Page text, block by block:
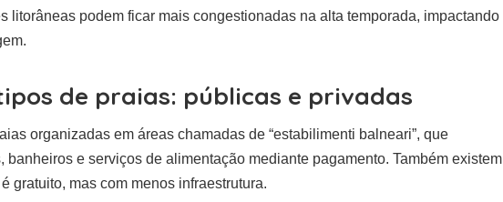
litorâneas podem ficar mais congestionadas na alta temporada, impactando
de praias: públicas e privadas
organizadas em áreas chamadas de “estabilimenti balneari”, que
banheiros e serviços de alimentação mediante pagamento. Também existem
gratuito, mas com menos infraestrutura.